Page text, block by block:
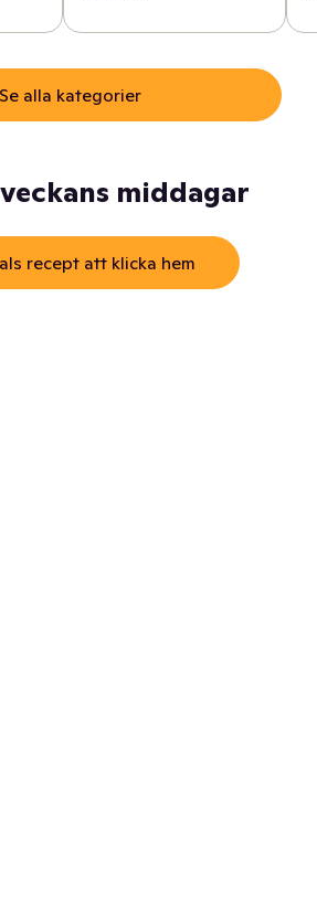
Se alla kategorier
middagar
recept att klicka hem